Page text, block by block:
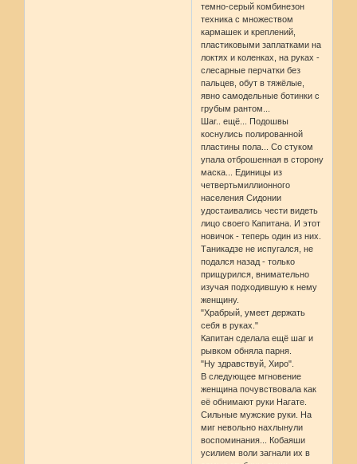
темно-серый комбинезон
техника с множеством
кармашек и креплений,
пластиковыми заплатками на
локтях и коленках, на руках -
слесарные перчатки без
пальцев, обут в тяжёлые,
явно самодельные ботинки с
грубым рантом...
Шаг.. ещё... Подошвы
коснулись полированной
пластины пола... Со стуком
упала отброшенная в сторону
маска... Единицы из
четвертьмиллионного
населения Сидонии
удостаивались чести видеть
лицо своего Капитана. И этот
новичок - теперь один из них.
Таникадзе не испугался, не
подался назад - только
прищурился, внимательно
изучая подходившую к нему
женщину.
"Храбрый, умеет держать
себя в руках."
Капитан сделала ещё шаг и
рывком обняла парня.
"Ну здравствуй, Хиро".
В следующее мгновение
женщина почувствовала как
её обнимают руки Нагате.
Сильные мужские руки. На
миг невольно нахлынули
воспоминания... Кобаяши
усилием воли загнали их в